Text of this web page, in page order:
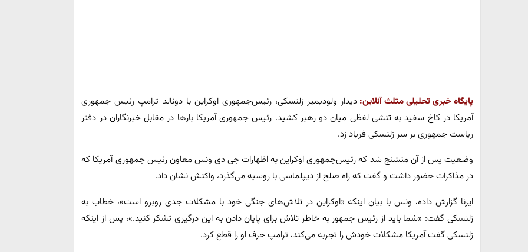
پایگاه خبری تحلیلی مثلث آنلاین: دیدار ولودیمیر زلنسکی، رئیس‌جمهوری اوکراین با دونالد ترامپ رئیس جمهوری
آمریکا در کاخ سفید به تنشی لفظی میان دو رهبر کشید. رئیس جمهوری آمریکا بارها در مقابل خبرنگاران در دفتر
ریاست جمهوری بر سر زلنسکی فریاد زد.
وضعیت پس از آن متشنج شد که رئیس‌جمهوری اوکراین به اظهارات جی دی ونس معاون رئیس جمهوری آمریکا که
در مذاکرات حضور داشت و گفت که راه صلح از دیپلماسی با روسیه می‌گذرد، واکنش نشان داد.
ایرنا گزارش داده، ونس با بیان اینکه «اوکراین در تلاش‌های جنگی خود با مشکلات جدی روبرو است»، خطاب به
زلنسکی گفت: «شما باید از رئیس جمهور به خاطر تلاش برای پایان دادن به این درگیری تشکر کنید.»، پس از اینکه
زلنسکی گفت آمریکا مشکلات خودش را تجربه می‌کند، ترامپ حرف او را قطع کرد.